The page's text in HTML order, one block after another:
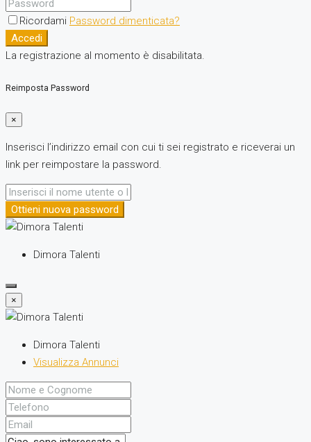
Ricordami Password dimenticata?
Accedi
La registrazione al momento è disabilitata.
Reimposta Password
×
Inserisci l’indirizzo email con cui ti sei registrato e riceverai un
link per reimpostare la password.
Ottieni nuova password
Dimora Talenti
×
Dimora Talenti
Visualizza Annunci